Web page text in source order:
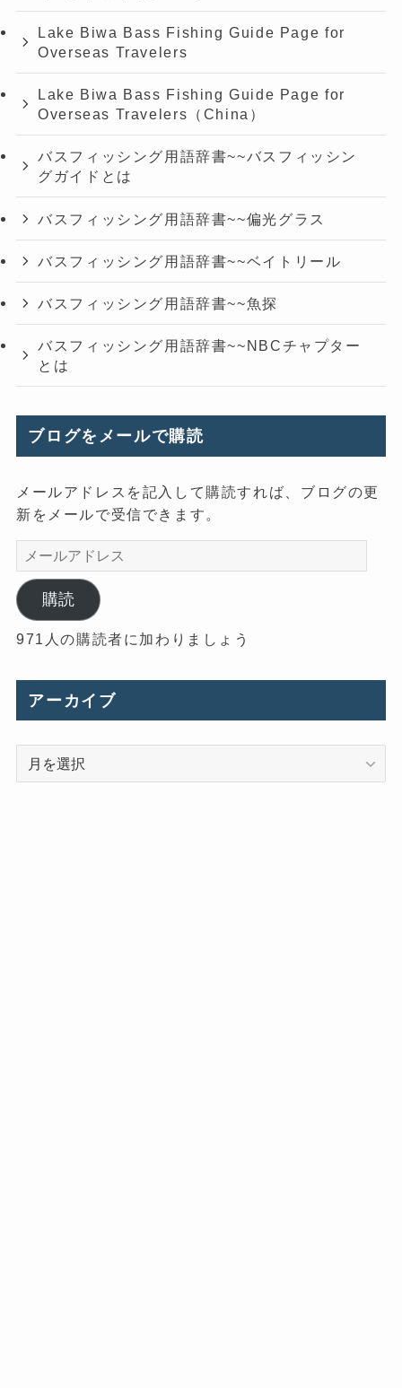
Lake Biwa Bass Fishing Guide Page for
Overseas Travelers
Lake Biwa Bass Fishing Guide Page for
Overseas Travelers（China）
バスフィッシング用語辞書~~バスフィッシン
グガイドとは
バスフィッシング用語辞書~~偏光グラス
バスフィッシング用語辞書~~ベイトリール
バスフィッシング用語辞書~~魚探
バスフィッシング用語辞書~~NBCチャプター
とは
ブログをメールで購読
メールアドレスを記入して購読すれば、ブログの更
新をメールで受信できます。
メ
ー
ル
ア
ド
ス
購読
971人の購読者に加わりましょう
アーカイブ